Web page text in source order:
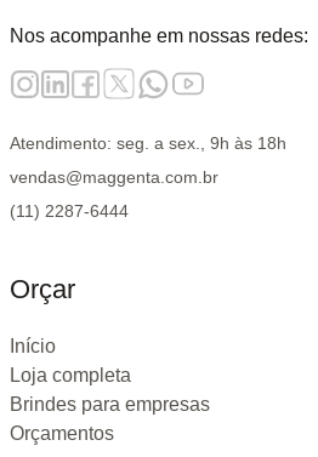
Nos acompanhe em nossas redes:
Atendimento: seg. a sex., 9h às 18h
vendas@maggenta.com.br
(11) 2287-6444
Orçar
Início
Loja completa
Brindes para empresas
Orçamentos